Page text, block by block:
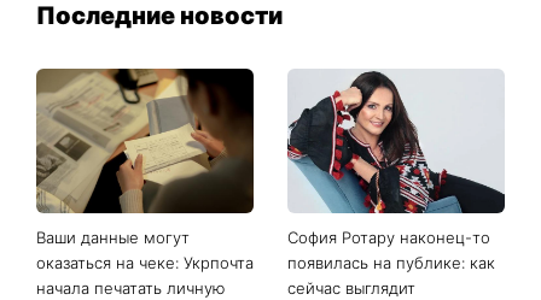
Последние новости
Ваши данные могут
оказаться на чеке: Укрпочта
начала печатать личную
София Ротару наконец-то
появилась на публике: как
сейчас выглядит